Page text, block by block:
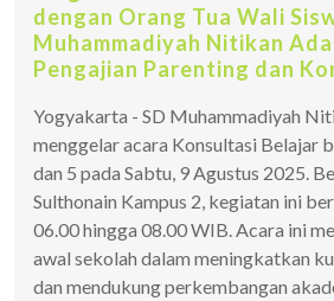
dengan Orang Tua Wali
Muhammadiyah Nitikan
Pengajian Parenting dan
Yogyakarta - SD Muhammadiyah
menggelar acara Konsultasi Belajar
dan 5 pada Sabtu, 9 Agustus 2025.
Sulthonain Kampus 2, kegiatan ini
06.00 hingga 08.00 WIB. Acara ini
awal sekolah dalam meningkatkan
dan mendukung perkembangan